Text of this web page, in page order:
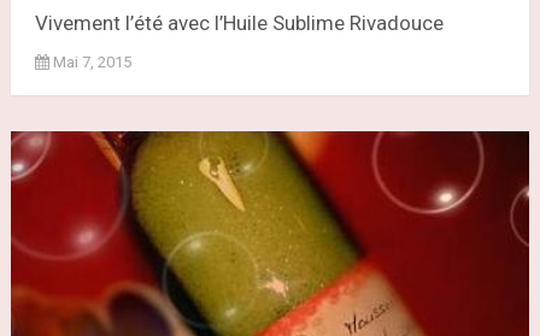
Vivement l’été avec l’Huile Sublime Rivadouce
Mai 7, 2015